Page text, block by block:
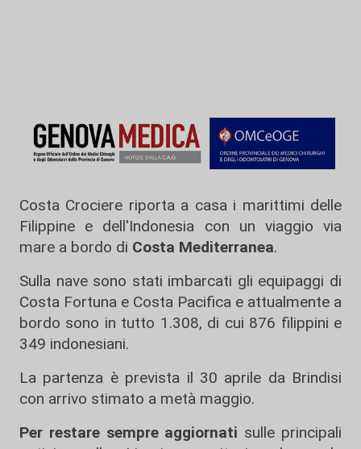
Costa Crociere riporta a casa i marittimi delle
Filippine e dell'Indonesia con un viaggio via
mare a bordo di Costa Mediterranea.
Sulla nave sono stati imbarcati gli equipaggi di
Costa Fortuna e Costa Pacifica e attualmente a
bordo sono in tutto 1.308, di cui 876 filippini e
349 indonesiani.
La partenza è prevista il 30 aprile da Brindisi
con arrivo stimato a metà maggio.
Per restare sempre aggiornati sulle principali